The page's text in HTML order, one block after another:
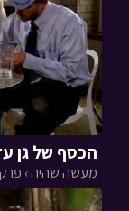
הכסף של גן
מעשה שהיה › פרק 59